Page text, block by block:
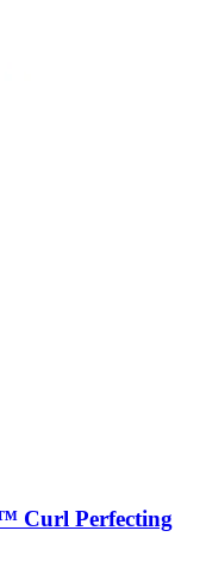
Curl Perfecting